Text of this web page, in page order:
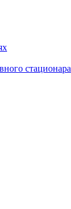
стационара